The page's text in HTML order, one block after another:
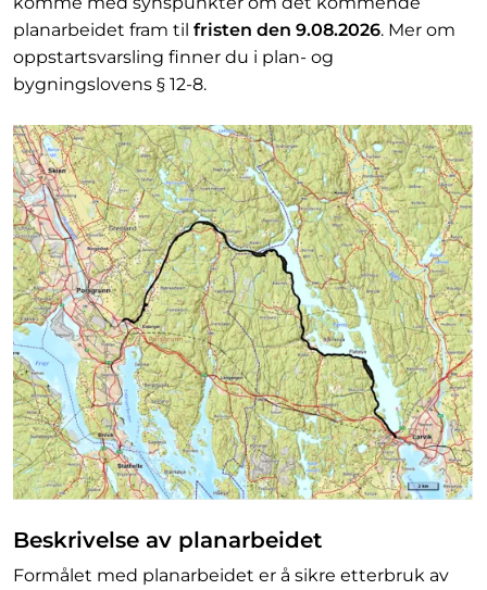
planarbeidet fram til fristen den 9.08.2026. Mer om
oppstartsvarsling finner du i plan- og
bygningslovens § 12-8.
Beskrivelse av planarbeidet
Formålet med planarbeidet er å sikre etterbruk av